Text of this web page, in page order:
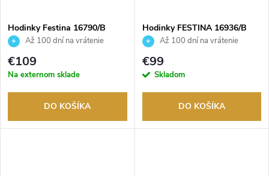
Hodinky Festina 16790/B
Až 100 dní na vrátenie
tovaru. Autorizovaný predajca.
€109
Na externom sklade
DO KOŠÍKA
Hodinky FESTINA 16936/B
Až 100 dní na vrátenie
tovaru. Autorizovaný predajca.
€99
Skladom
DO KOŠÍKA